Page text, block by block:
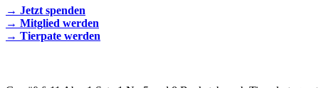
→ Jetzt spenden
→ Mitglied werden
→ Tierpate werden